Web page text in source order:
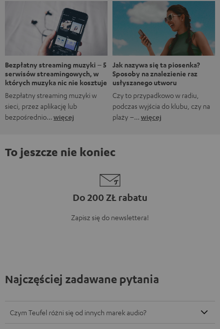
Bezpłatny streaming muzyki – 5
serwisów streamingowych, w
których muzyka nic nie kosztuje
Bezpłatny streaming muzyki w
sieci, przez aplikację lub
bezpośrednio… więcej
Jak nazywa się ta piosenka?
Sposoby na znalezienie raz
usłyszanego utworu
Czy to przypadkowo w radiu,
podczas wyjścia do klubu, czy na
plaży –… więcej
To jeszcze nie koniec
Do 200 ZŁ rabatu
Zapisz się do newslettera!
Najczęściej zadawane pytania
Czym Teufel różni się od innych marek audio?